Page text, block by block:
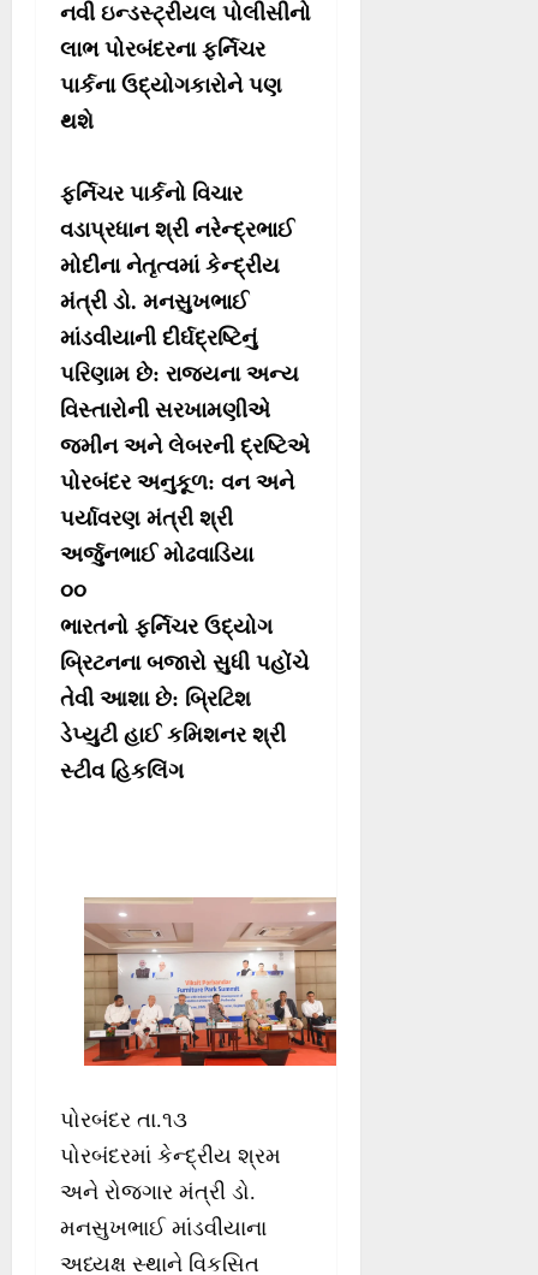
નવી ઇન્ડસ્ટ્રીયલ પોલીસીનો
લાભ પોરબંદરના ફર્નિચર
પાર્કના ઉદ્યોગકારોને પણ
થશે
ફર્નિચર પાર્કનો વિચાર
વડાપ્રધાન શ્રી નરેન્દ્રભાઈ
મોદીના નેતૃત્વમાં કેન્દ્રીય
મંત્રી ડો. મનસુખભાઈ
માંડવીયાની દીર્ઘદ્રષ્ટિનું
પરિણામ છે: રાજ્યના અન્ય
વિસ્તારોની સરખામણીએ
જમીન અને લેબરની દ્રષ્ટિએ
પોરબંદર અનુકૂળ: વન અને
પર્યાવરણ મંત્રી શ્રી
અર્જુનભાઈ મોઢવાડિયા
૦૦
ભારતનો ફર્નિચર ઉદ્યોગ
બ્રિટનના બજારો સુધી પહોંચે
તેવી આશા છે: બ્રિટિશ
ડેપ્યુટી હાઈ કમિશનર શ્રી
સ્ટીવ હિકલિંગ
પોરબંદર તા.૧૩
પોરબંદરમાં કેન્દ્રીય શ્રમ
અને રોજગાર મંત્રી ડો.
મનસુખભાઈ માંડવીયાના
અધ્યક્ષ સ્થાને વિકસિત